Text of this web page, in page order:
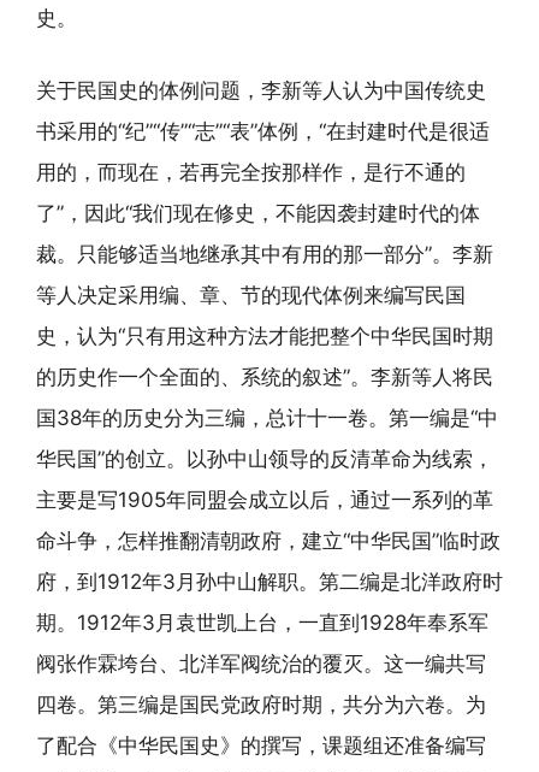
史。
关于民国史的体例问题，李新等人认为中国传统史
书采用的“纪”“传”“志”“表”体例，“在封建时代是很适
用的，而现在，若再完全按那样作，是行不通的
了”，因此“我们现在修史，不能因袭封建时代的体
裁。只能够适当地继承其中有用的那一部分”。李新
等人决定采用编、章、节的现代体例来编写民国
史，认为“只有用这种方法才能把整个中华民国时期
的历史作一个全面的、系统的叙述”。李新等人将民
国38年的历史分为三编，总计十一卷。第一编是“中
华民国”的创立。以孙中山领导的反清革命为线索，
主要是写1905年同盟会成立以后，通过一系列的革
命斗争，怎样推翻清朝政府，建立“中华民国”临时政
府，到1912年3月孙中山解职。第二编是北洋政府时
期。1912年3月袁世凯上台，一直到1928年奉系军
阀张作霖垮台、北洋军阀统治的覆灭。这一编共写
四卷。第三编是国民党政府时期，共分为六卷。为
了配合《中华民国史》的撰写，课题组还准备编写